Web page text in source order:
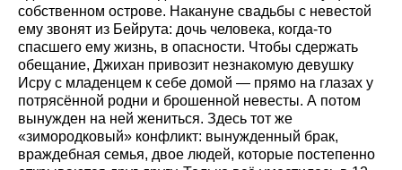
собственном острове. Накануне свадьбы с невестой
ему звонят из Бейрута: дочь человека, когда-то
спасшего ему жизнь, в опасности. Чтобы сдержать
обещание, Джихан привозит незнакомую девушку
Исру с младенцем к себе домой — прямо на глазах у
потрясённой родни и брошенной невесты. А потом
вынужден на ней жениться. Здесь тот же
«зимородковый» конфликт: вынужденный брак,
враждебная семья, двое людей, которые постепенно